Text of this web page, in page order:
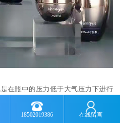
在瓶中的压力低于大气压力下进行
力，将产品抽入容器，其连续吸力
连的真空泵产生。
18502019386 在线留言